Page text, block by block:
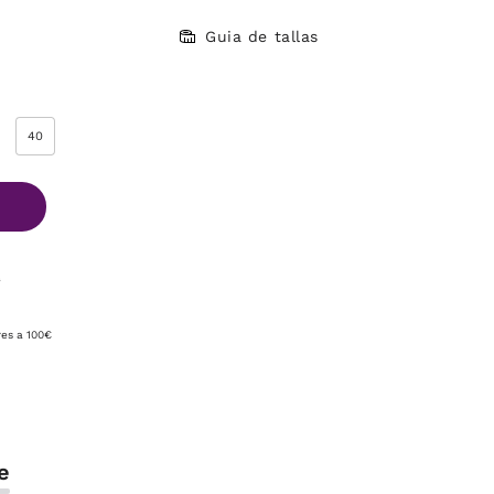
Guia de tallas
40
a 100€